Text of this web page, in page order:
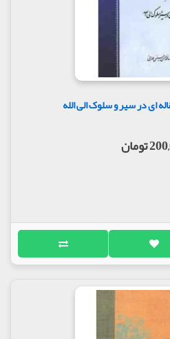
ای در سیر و سلوک الی الله
تومان